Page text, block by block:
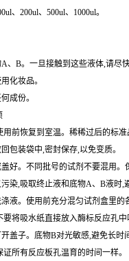
、200ul、500ul、1000ul。
、B。一旦接触到这些液体,请尽快
化妆品。
成份。
前恢复到室温。稀稀过后的标准
包装袋中,密封保存,以免变质。
好。不同批号的试剂不要混用。
染,吸取终止液和底物A、B液时,
液。使用前充分混匀试剂盒里的
将吸水纸直接放入酶标反应孔中
盖子。底物B对光敏感,避免长时
所有反应板孔温育的时间一样。